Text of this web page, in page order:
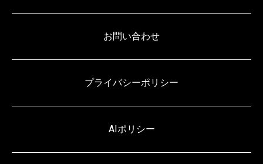
お問い合わせ
プライバシーポリシー
AIポリシー